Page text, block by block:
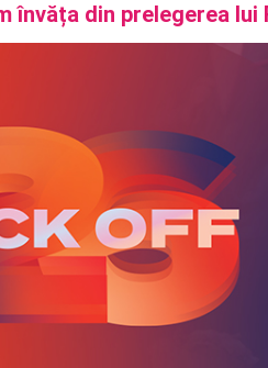
învăța din prelegerea lui